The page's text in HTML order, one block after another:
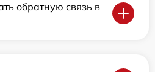
обратную связь в